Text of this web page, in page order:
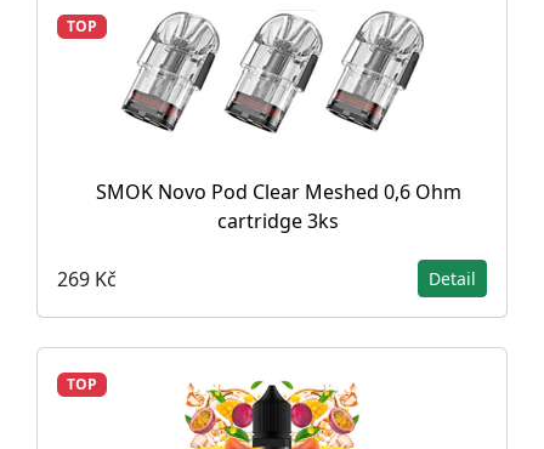
TOP
SMOK Novo Pod Clear Meshed 0,6 Ohm
cartridge 3ks
269 Kč Detail
TOP